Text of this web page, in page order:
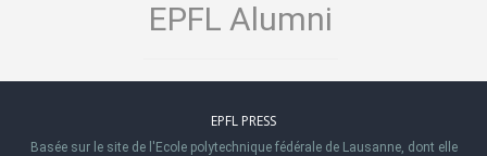
EPFL Alumni
EPFL PRESS
Basée sur le site de l'Ecole polytechnique fédérale de Lausanne, dont elle